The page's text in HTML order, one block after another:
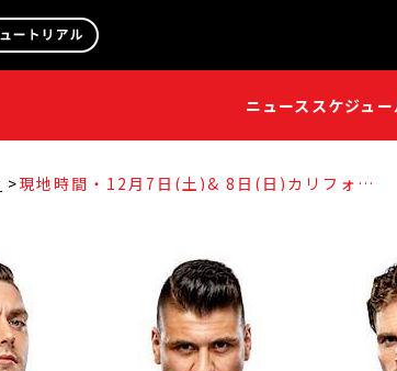
ニュース スケジュ
現地時間・12月7日(土)& 8日(日)カリフォル